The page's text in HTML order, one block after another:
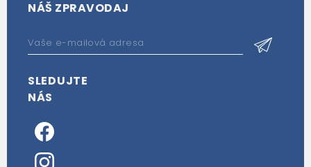
NÁŠ ZPRAVODAJ
SLEDUJTE
NÁS